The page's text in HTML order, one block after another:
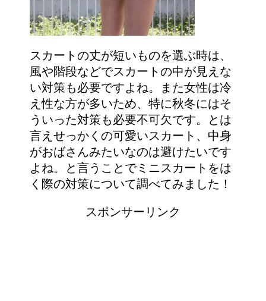
スカートの丈が短いものを選ぶ時は、
風や階段などでスカートの中が見えな
い対策も必要ですよね。また女性は冷
え性な方が多いため、特に秋冬にはそ
ういった対策も必要不可欠です。とは
言えせっかくの可愛いスカート、中身
がおばさんみたいなのは避けたいです
よね。と言うことでミニスカートをは
く際の対策について調べてみました！
スポンサーリンク